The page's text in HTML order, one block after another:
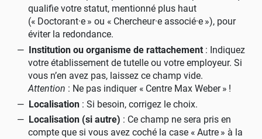
qualifie votre statut, mentionné plus haut
(« Doctorant·e » ou « Chercheur·e associé·e »), pour
éviter la redondance.
Institution ou organisme de rattachement: Indiquez
votre établissement de tutelle ou votre employeur. Si
vous n’en avez pas, laissez ce champ vide.
Attention : Ne pas indiquer « Centre Max Weber » !
Localisation: Si besoin, corrigez le choix.
Localisation (si autre) : Ce champ ne sera pris en
compte que si vous avez coché la case « Autre » à la